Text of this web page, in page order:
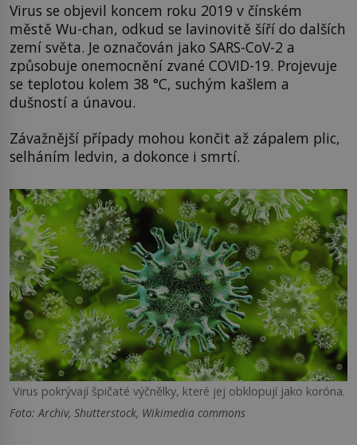
Virus se objevil koncem roku 2019 v čínském
městě Wu-chan, odkud se lavinovitě šíří do dalších
zemí světa. Je označován jako SARS-CoV-2 a
způsobuje onemocnění zvané COVID-19. Projevuje
se teplotou kolem 38 °C, suchým kašlem a
dušností a únavou.
Závažnější případy mohou končit až zápalem plic,
selháním ledvin, a dokonce i smrtí.
Virus pokrývají špičaté výčnělky, které jej obklopují jako koróna.
Foto: Archiv, Shutterstock, Wikimedia commons